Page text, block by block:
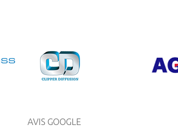
AVIS GOOGLE